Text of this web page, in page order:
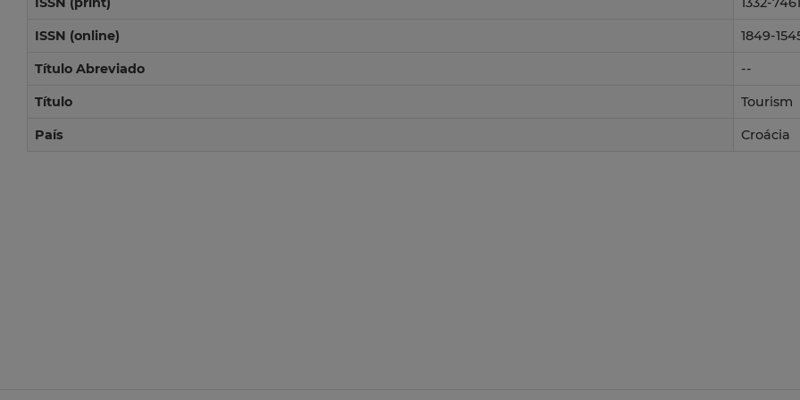
ISSN (online) 1849-
Título Abreviado --
Título Tourism
País Croácia